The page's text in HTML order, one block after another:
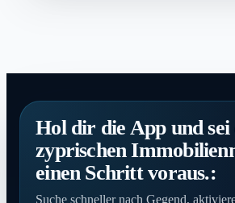
Hol dir die App und sei
zyprischen
einen Schritt voraus.:
Suche schneller nach Gegend,